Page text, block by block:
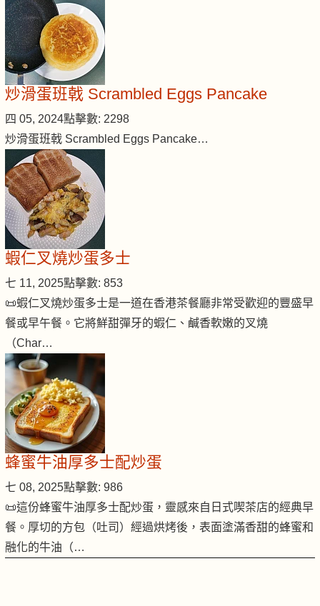
炒滑蛋班戟 Scrambled Eggs Pancake
四 05, 2024點擊數: 2298
炒滑蛋班戟 Scrambled Eggs Pancake…
蝦仁叉燒炒蛋多士
七 11, 2025點擊數: 853
📜蝦仁叉燒炒蛋多士是一道在香港茶餐廳非常受歡迎的豐盛早
餐或早午餐。它將鮮甜彈牙的蝦仁、鹹香軟嫩的叉燒
（Char…
蜂蜜牛油厚多士配炒蛋
七 08, 2025點擊數: 986
📜這份蜂蜜牛油厚多士配炒蛋，靈感來自日式喫茶店的經典早
餐。厚切的方包（吐司）經過烘烤後，表面塗滿香甜的蜂蜜和
融化的牛油（…